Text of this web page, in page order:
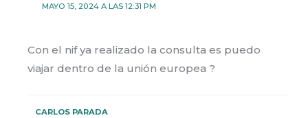
MAYO 15, 2024 A LAS 12:31 PM
Con el nif ya realizado la consulta es puedo
viajar dentro de la unión europea ?
CARLOS PARADA